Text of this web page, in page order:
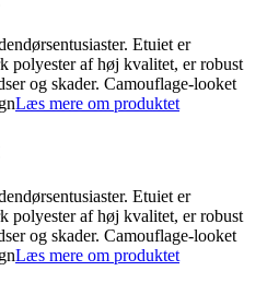
Etuiet er
polyester af høj kvalitet, er robust
og skader. Camouflage-looket
Læs mere om produktet
Etuiet er
polyester af høj kvalitet, er robust
og skader. Camouflage-looket
Læs mere om produktet